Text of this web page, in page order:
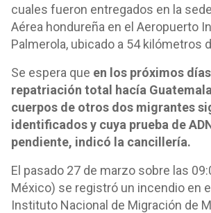
cuales fueron entregados en la
Aérea hondureña en el Aeropuerto
Palmerola, ubicado a 54 kilómetros
Se espera que en los próximos
repatriación total hacía
cuerpos de otros dos migrantes
identificados y cuya prueba de
pendiente, indicó la cancillería.
El pasado 27 de marzo sobre las
México) se registró un incendio en
Instituto Nacional de Migración de